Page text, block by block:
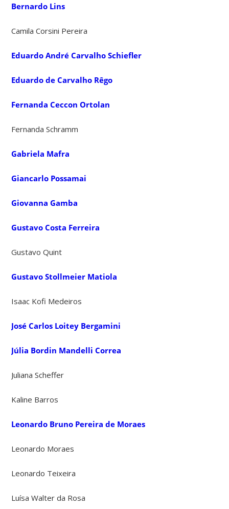
Bernardo Lins
Camila Corsini Pereira
Eduardo André Carvalho Schiefler
Eduardo de Carvalho Rêgo
Fernanda Ceccon Ortolan
Fernanda Schramm
Gabriela Mafra
Giancarlo Possamai
Giovanna Gamba
Gustavo Costa Ferreira
Gustavo Quint
Gustavo Stollmeier Matiola
Isaac Kofi Medeiros
José Carlos Loitey Bergamini
Júlia Bordin Mandelli Correa
Juliana Scheffer
Kaline Barros
Leonardo Bruno Pereira de Moraes
Leonardo Moraes
Leonardo Teixeira
Luísa Walter da Rosa